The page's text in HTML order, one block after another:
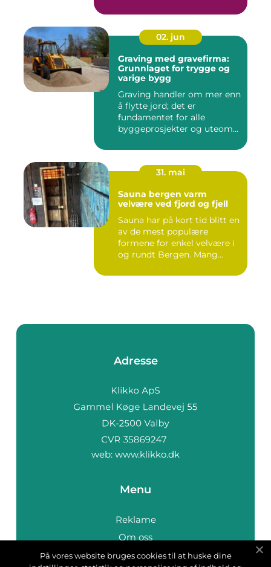
02. jun
Graving med gravefirma:
Grunnlaget for trygge og
varige bygg
Graving handler om mer enn
å flytte jord; det er
fundamentet for alle
byggeprosjekter og uteom...
31. mai
Sauna bergen varm
velvære ved fjord og fjell
Sauna har på kort tid blitt en
av de mest populære
formene for enkel velvære i
og rundt Bergen. Mang...
Adresse
web: www.klikko.dk
Menu
Reklame
Om oss
Cookies
På vores website bruges cookies til at huske dine